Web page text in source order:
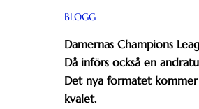
BLOGG
Damernas Champions
Då införs också en
Det nya formatet
kvalet.